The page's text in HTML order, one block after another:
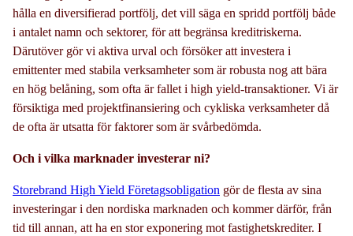
hålla en diversifierad portfölj, det vill säga en spridd portfölj både
i antalet namn och sektorer, för att begränsa kreditriskerna.
Därutöver gör vi aktiva urval och försöker att investera i
emittenter med stabila verksamheter som är robusta nog att bära
en hög belåning, som ofta är fallet i high yield-transaktioner. Vi är
försiktiga med projektfinansiering och cykliska verksamheter då
de ofta är utsatta för faktorer som är svårbedömda.
Och i vilka marknader investerar ni?
Storebrand High Yield Företagsobligation gör de flesta av sina
investeringar i den nordiska marknaden och kommer därför, från
tid till annan, att ha en stor exponering mot fastighetskrediter. I